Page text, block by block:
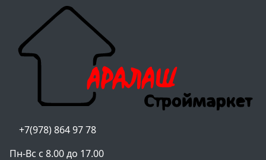
+7(978) 864 97 78
Пн-Вс с 8.00 до 17.00